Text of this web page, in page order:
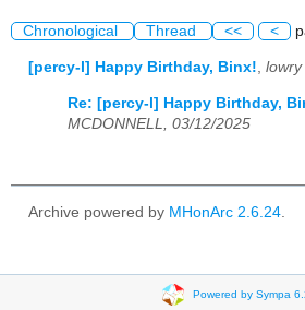
Chronological Thread << <
[percy-l] Happy Birthday, Binx!
Re: [percy-l] Happy Birthday,
MCDONNELL, 03/12/2025
Archive powered by MHonArc 2.6.24.
Powered by Sympa